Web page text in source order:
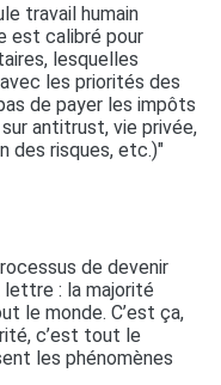
travail humain
est calibré pour
lesquelles
les priorités des
de payer les impôts
antitrust, vie privée,
des risques, etc.)"
de devenir
lettre : la majorité
le monde. C’est ça,
c’est tout le
les phénomènes